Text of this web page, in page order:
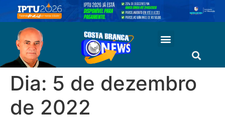
Dia: 5 de dezembro
de 2022